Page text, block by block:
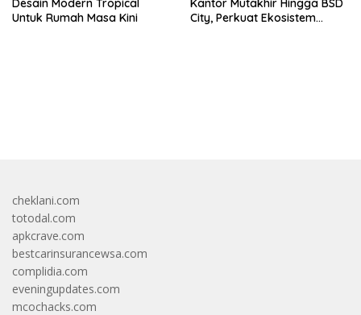
Desain Modern Tropical
Untuk Rumah Masa Kini
Kantor Mutakhir Hingga BSD
City, Perkuat Ekosistem
cheklani.com
totodal.com
apkcrave.com
bestcarinsurancewsa.com
complidia.com
eveningupdates.com
mcochacks.com